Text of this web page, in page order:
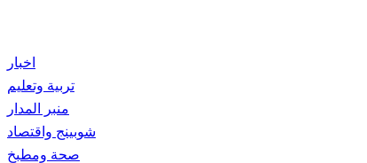
اخبار
تربية وتعليم
منبر المدار
شوبينج واقتصاد
صحة ومطبخ